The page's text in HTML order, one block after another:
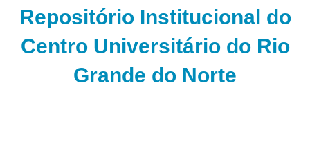
Repositório Institucional do
Centro Universitário do Rio
Grande do Norte